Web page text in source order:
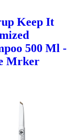
Keep It
500 Ml -
Mrker